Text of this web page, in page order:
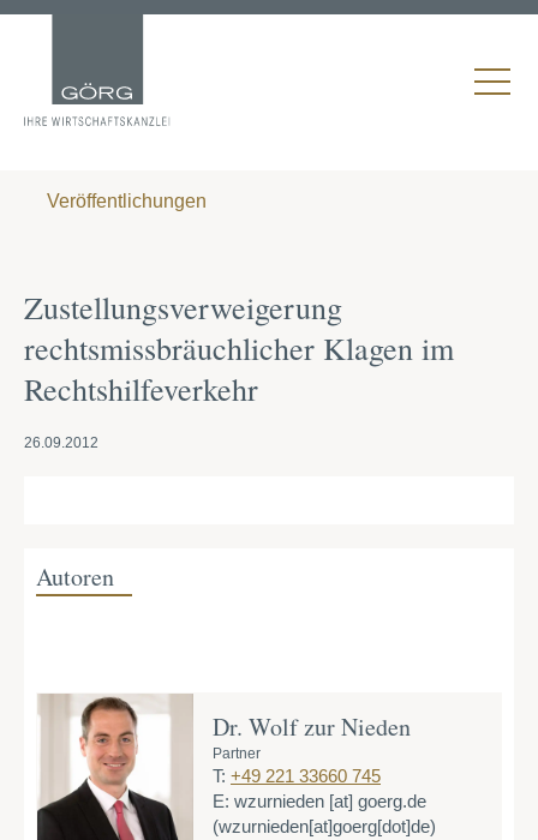
Veröffentlichungen
Zustellungsverweigerung
rechtsmissbräuchlicher Klagen im
Rechtshilfeverkehr
26.09.2012
Autoren
Dr. Wolf zur Nieden
Partner
T: +49 221 33660 745
E: wzurnieden [at] goerg.de
(wzurnieden[at]goerg[dot]de)